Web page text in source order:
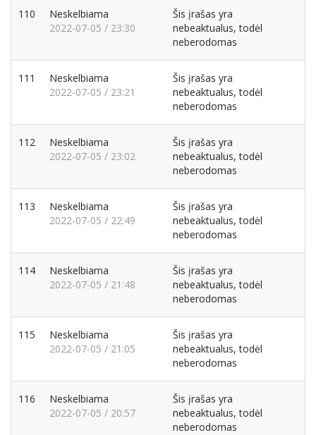
110
Neskelbiama
2022-07-05 / 23:30
Šis įrašas yra
nebeaktualus, todėl
neberodomas
111
Neskelbiama
2022-07-05 / 23:21
Šis įrašas yra
nebeaktualus, todėl
neberodomas
112
Neskelbiama
2022-07-05 / 23:02
Šis įrašas yra
nebeaktualus, todėl
neberodomas
113
Neskelbiama
2022-07-05 / 22:49
Šis įrašas yra
nebeaktualus, todėl
neberodomas
114
Neskelbiama
2022-07-05 / 21:48
Šis įrašas yra
nebeaktualus, todėl
neberodomas
115
Neskelbiama
2022-07-05 / 21:05
Šis įrašas yra
nebeaktualus, todėl
neberodomas
116
Neskelbiama
2022-07-05 / 20:57
Šis įrašas yra
nebeaktualus, todėl
neberodomas